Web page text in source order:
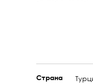
Страна